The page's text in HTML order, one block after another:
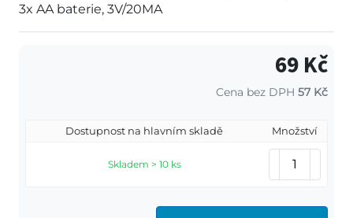
3x AA baterie, 3V/20MA
69 Kč
Cena bez DPH 57 Kč
Dostupnost na hlavním skladě Množství
Skladem > 10 ks